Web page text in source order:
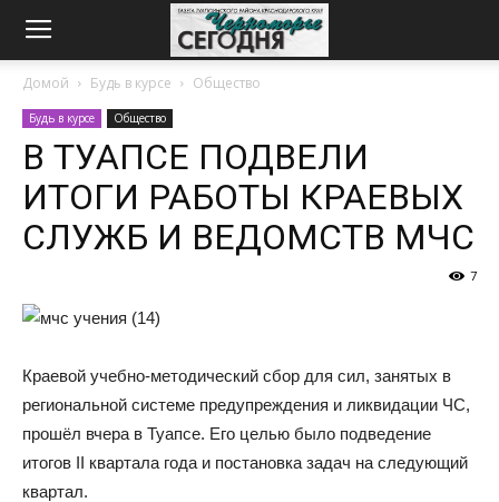
Домой Будь в курсе Общество
Будь в курсе Общество
В ТУАПСЕ ПОДВЕЛИ
ИТОГИ РАБОТЫ КРАЕВЫХ
СЛУЖБ И ВЕДОМСТВ МЧС
7
Краевой учебно-методический сбор для сил, занятых в
региональной системе предупреждения и ликвидации ЧС,
прошёл вчера в Туапсе. Его целью было подведение
итогов II квартала года и постановка задач на следующий
квартал.